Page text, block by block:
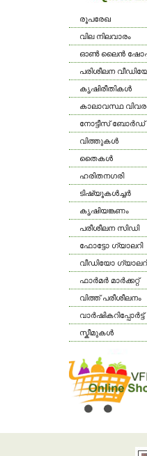
രൂപരേഖ
വില നിലവാരം
ഓണ്‍ ലൈന്‍
പരിശീലന
കൃഷിരീതികള്‍
കാലാവസ്ഥ
നോട്ടീസ് ബോര്‍ഡ്
വിത്തുകള്‍
തൈകള്‍
ഹരിതനഗരി
ടിഷ്യൂകള്‍ച്ചര്‍
കൃഷിയങ്കണം
പരീശീലന സിഡി
ഫോട്ടോ ഗ്യാലറി
വീഡിയോ
ഫാര്‍മര്‍ മാര്‍ക്കറ്റ്
വിത്ത് പരീശീലനം
വാര്‍ഷികറിപ്പോര്‍ട്ട്
സ്കീമുകള്‍